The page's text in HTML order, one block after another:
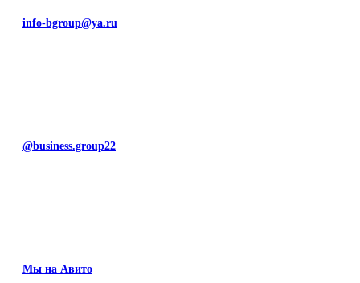
info-bgroup@ya.ru
@business.group22
Мы на Авито